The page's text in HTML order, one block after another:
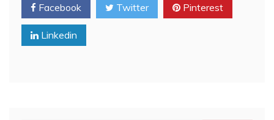
Facebook Twitter Pinterest
Linkedin